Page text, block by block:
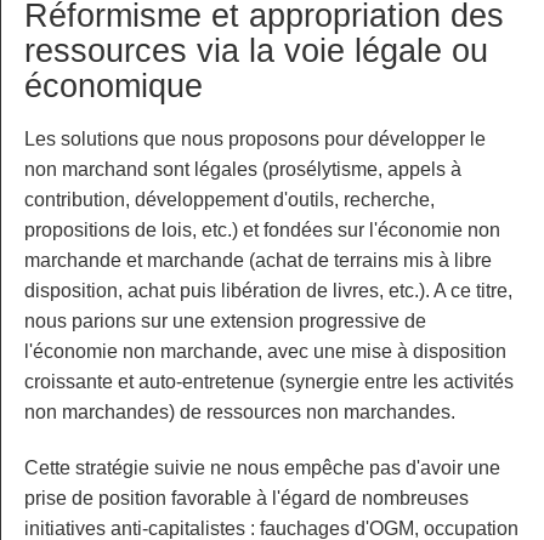
Réformisme et appropriation des
ressources via la voie légale ou
économique
Les solutions que nous proposons pour développer le
non marchand sont légales (prosélytisme, appels à
contribution, développement d'outils, recherche,
propositions de lois, etc.) et fondées sur l'économie non
marchande et marchande (achat de terrains mis à libre
disposition, achat puis libération de livres, etc.). A ce titre,
nous parions sur une extension progressive de
l'économie non marchande, avec une mise à disposition
croissante et auto-entretenue (synergie entre les activités
non marchandes) de ressources non marchandes.
Cette stratégie suivie ne nous empêche pas d'avoir une
prise de position favorable à l'égard de nombreuses
initiatives anti-capitalistes : fauchages d'OGM, occupation